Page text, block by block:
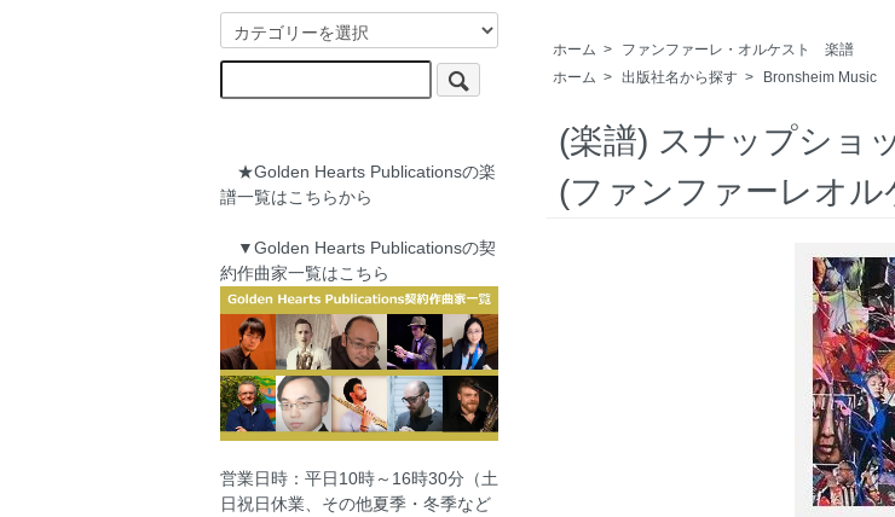
ホーム >
ファンファーレ・オルケスト 楽譜
ホーム > 出版社名から探す > Bronsheim Music
(楽譜) スナップショ
(ファンファーレオ
★Golden Hearts Publicationsの楽
譜一覧はこちらから
▼Golden Hearts Publicationsの契
約作曲家一覧はこちら
営業日時：平日10時～16時30分（土
日祝日休業、その他夏季・冬季など